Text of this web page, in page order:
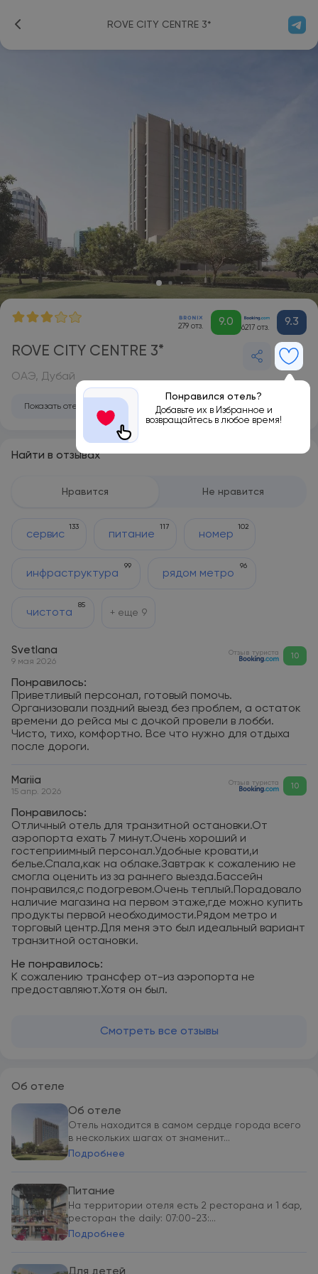
ROVE CITY CENTRE 3*
279 отз. 9.0 6217 отз. 9.3
ROVE CITY CENTRE 3*
Понравился отель?
Добавьте их в Избранное и
возвращайтесь в любое время!
ОАЭ, Дубай
Показать отель на карте
Найти в отзывах
Нравится Не нравится
сервис
133
питание
117
номер
102
инфраструктура
99
рядом метро
96
чистота
85
+ еще 9
Svetlana
9 мая 2026
Отзыв туриста 10
Понравилось:
Приветливый персонал, готовый помочь.
Организовали поздний выезд без проблем, а остаток
времени до рейса мы с дочкой провели в лобби.
Чисто, тихо, комфортно. Все что нужно для отдыха
после дороги.
Mariia
15 апр. 2026
Отзыв туриста 10
Понравилось:
Отличный отель для транзитной остановки.От
аэропорта ехать 7 минут.Очень хороший и
гостеприимный персонал.Удобные кровати,и
белье.Спала,как на облаке.Завтрак к сожалению не
смогла оценить из за раннего выезда.Бассейн
понравился,с подогревом.Очень теплый.Порадовало
наличие магазина на первом этаже,где можно купить
продукты первой необходимости.Рядом метро и
торговый центр.Для меня это был идеальный вариант
транзитной остановки.
Не понравилось:
К сожалению трансфер от-из аэропорта не
предоставляют.Хотя он был.
Смотреть все отзывы
Об отеле
Об отеле
Отель находится в самом сердце города всего
в нескольких шагах от знаменит...
Подробнее
Питание
На территории отеля есть 2 ресторана и 1 бар,
ресторан the daily: 07:00-23:...
Подробнее